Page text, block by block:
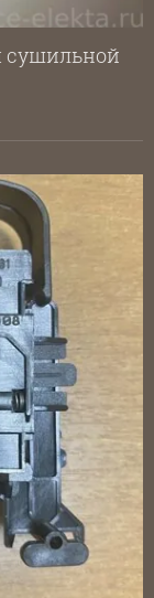
сушильной